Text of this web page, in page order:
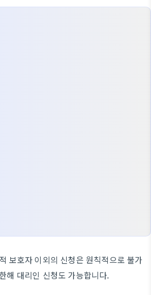
보호자 이외의 신청은 원칙적으로 불가
해 대리인 신청도 가능합니다.